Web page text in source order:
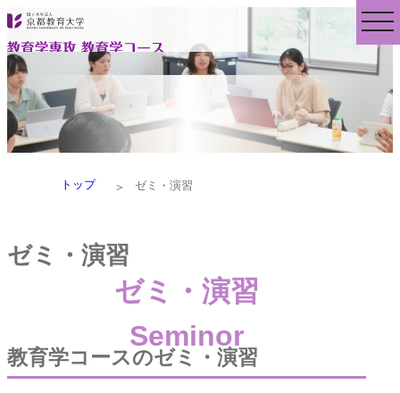
ゼミ・演習
Seminor
トップ ＞ ゼミ・演習
ゼミ・演習
教育学コースのゼミ・演習